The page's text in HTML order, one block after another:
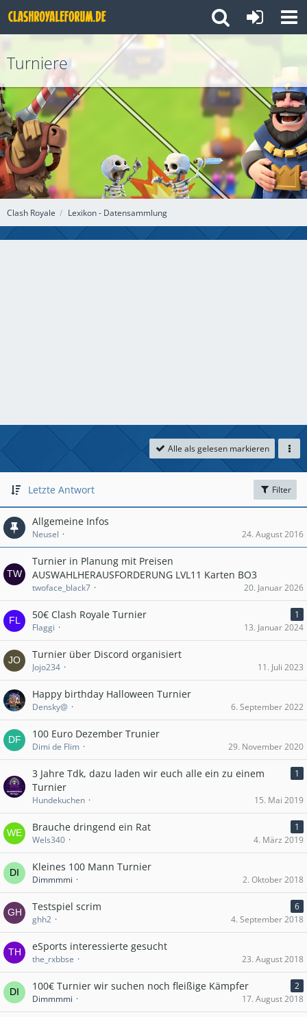
Clash Royale Lexikon - Datensammlung
Turniere
Alle als gelesen markieren
Letzte Antwort Filter
Allgemeine Infos
Neusel 24. August 2016
Turnier in Planung mit Preisen
AUSWAHLHERAUSFORDERUNG LVL11 Karten BO3
twoface_black7 20. Januar 2026
50€ Clash Royale Turnier
1
Flaggi
13. Januar 2024
Turnier über Discord organisiert
Jojo234 11. Juli 2023
Happy birthday Halloween Turnier
Densky@ 6. September 2022
100 Euro Dezember Trunier
Dimi de Flim 29. November 2020
3 Jahre Tdk, dazu laden wir euch alle ein zu einem
Turnier
1
Hundekuchen 15. Mai 2019
Brauche dringend ein Rat
1
Wels340
4. März 2019
Kleines 100 Mann Turnier
Dimmmmi 2. Oktober 2018
Testspiel scrim
6
ghh2
4. September 2018
eSports interessierte gesucht
the_rxbbse 23. August 2018
100€ Turnier wir suchen noch fleißige Kämpfer
2
Dimmmmi
17. August 2018